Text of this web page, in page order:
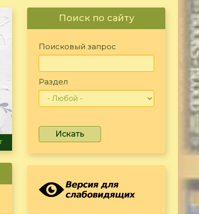
Поиск по сайту
Поисковый запрос
Раздел
Искать